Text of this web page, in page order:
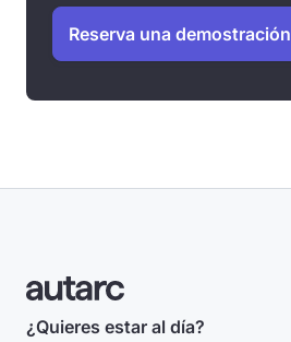
Reserva una demostración
¿Quieres estar al día?